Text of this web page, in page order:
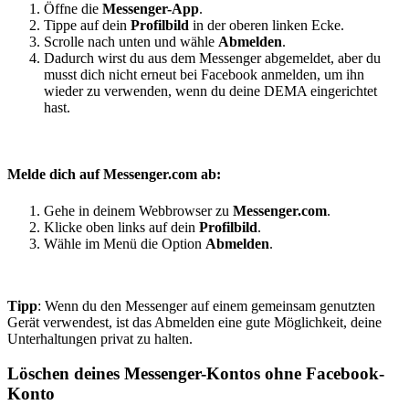
Öffne die Messenger-App.
Tippe auf dein Profilbild in der oberen linken Ecke.
Scrolle nach unten und wähle Abmelden.
Dadurch wirst du aus dem Messenger abgemeldet, aber du
musst dich nicht erneut bei Facebook anmelden, um ihn
wieder zu verwenden, wenn du deine DEMA eingerichtet
hast.
Melde dich auf Messenger.com ab:
Gehe in deinem Webbrowser zu Messenger.com.
Klicke oben links auf dein Profilbild.
Wähle im Menü die Option Abmelden.
Tipp: Wenn du den Messenger auf einem gemeinsam genutzten
Gerät verwendest, ist das Abmelden eine gute Möglichkeit, deine
Unterhaltungen privat zu halten.
Löschen deines Messenger-Kontos ohne Facebook-
Konto